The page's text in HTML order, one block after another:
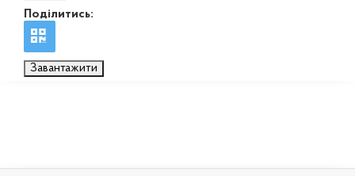
Поділитись:
Завантажити